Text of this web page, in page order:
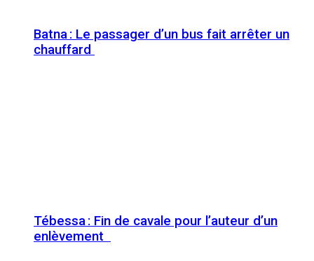
Batna : Le passager d’un bus fait arrêter un
chauffard
Tébessa : Fin de cavale pour l’auteur d’un
enlèvement